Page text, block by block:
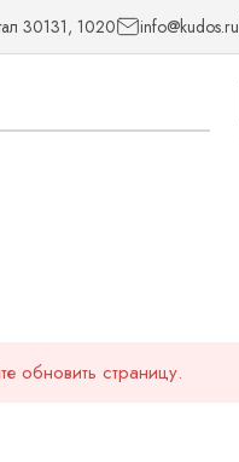
30131, 1020 info@kudos.ru
обновить страницу.